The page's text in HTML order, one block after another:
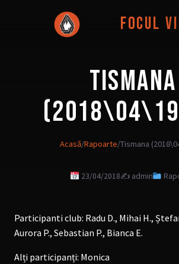
Focul
TISMANA
Acasă/Rapoarte/Tismana
23/04/2018✍️ admin
Participanti club: Radu D., Mihai H.,
Aurora P., Sebastian P., Bianca E.
Alți participanți: Monica